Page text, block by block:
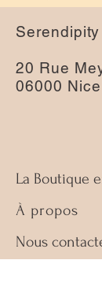
20 Rue
06000 Nice
La Boutique
À propos
Nous